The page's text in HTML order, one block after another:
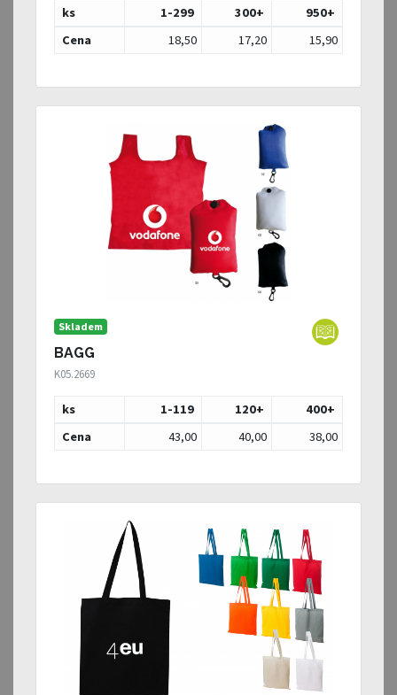
ks 1-299 300+ 950+
Cena
18,50 17,20 15,90
Skladem
BAGG
K05.2669
ks 1-119 120+ 400+
Cena
43,00 40,00 38,00